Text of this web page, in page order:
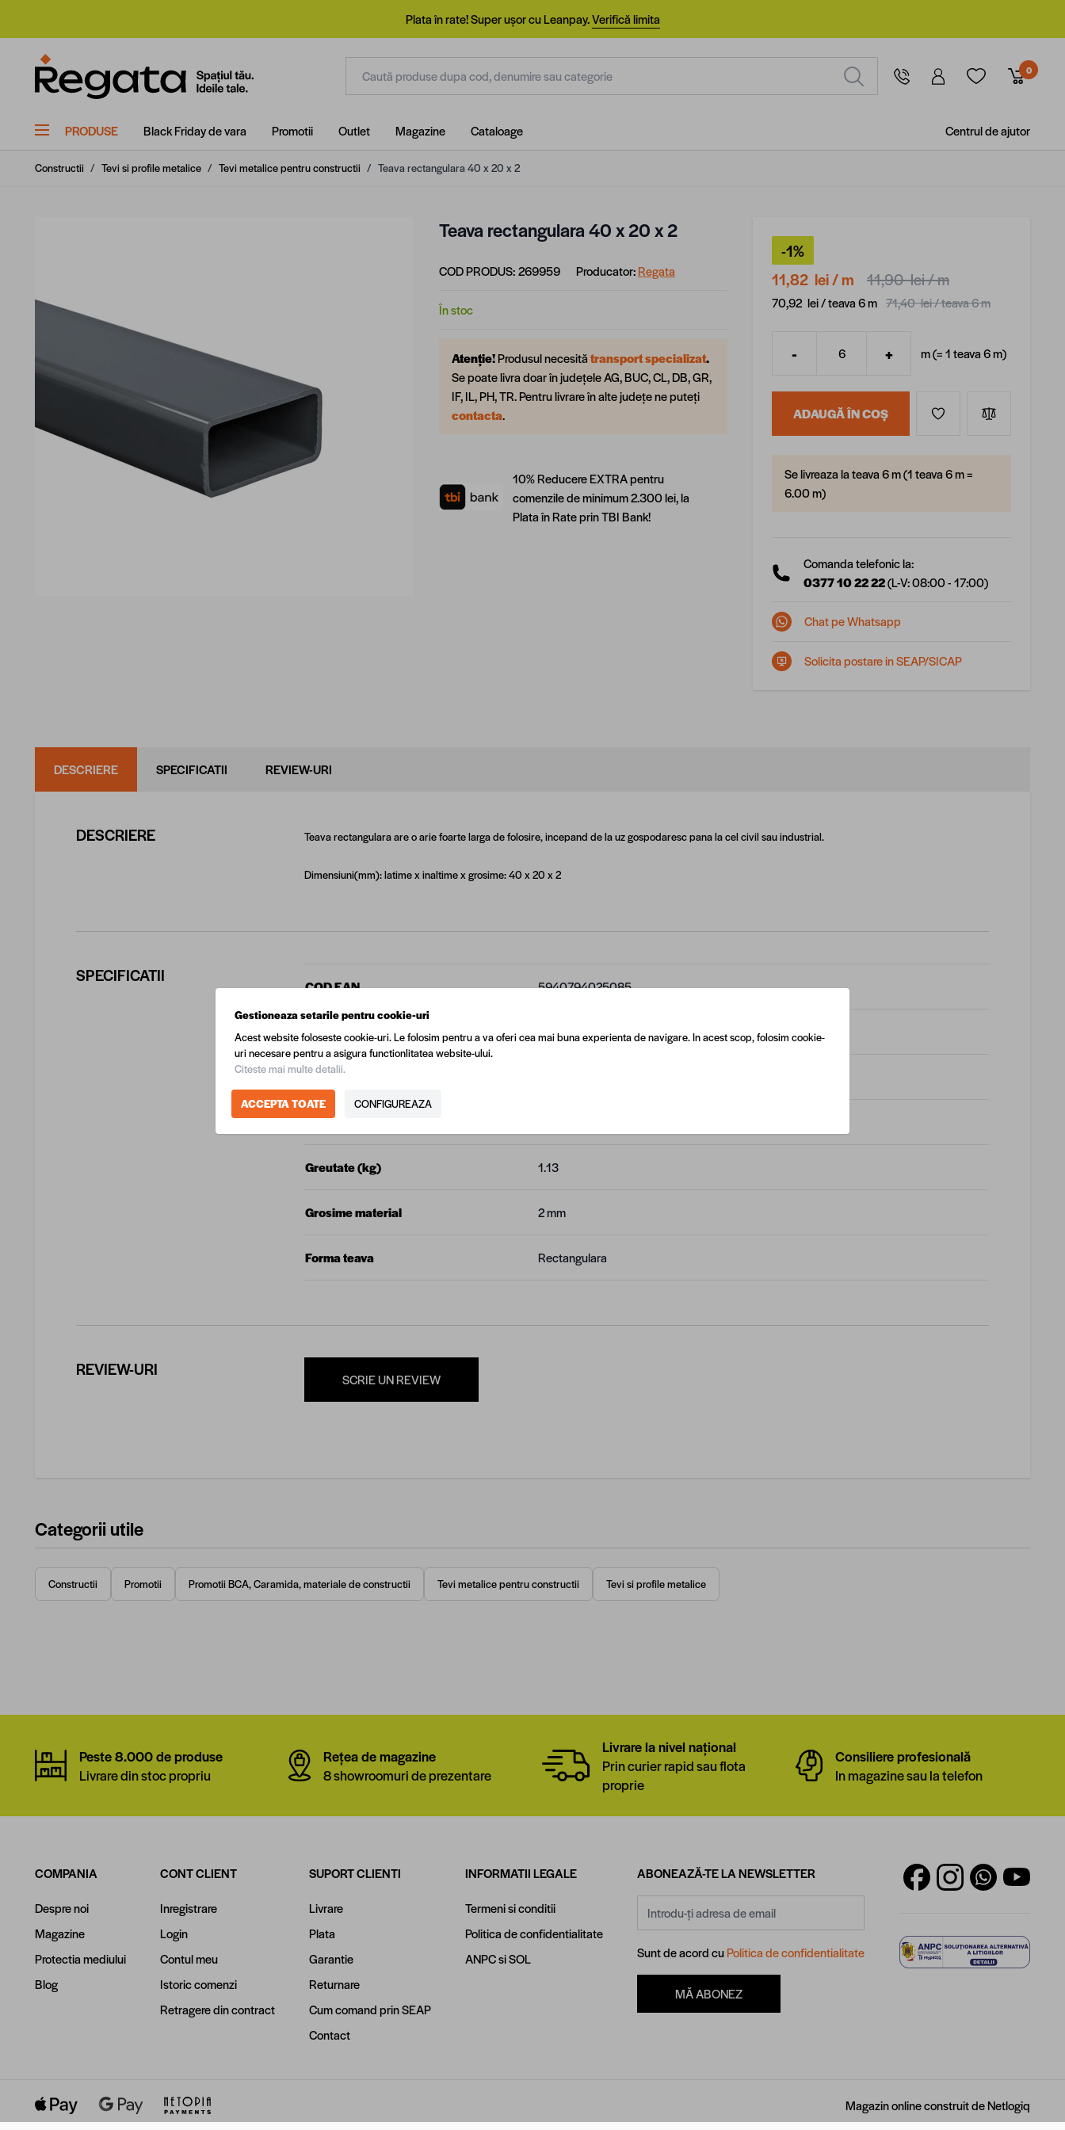
Plata în rate! Super ușor cu Leanpay.Verifică limita
0
PRODUSE Black Friday de vara Promotii Outlet Magazine Cataloage Centrul de ajutor
Constructii / Tevi si profile metalice / Tevi metalice pentru constructii / Teava rectangulara 40 x 20 x 2
Teava rectangulara 40 x 20 x 2
COD PRODUS:269959 Producator:Regata
În stoc
Atenție!Produsul necesitătransport specializat.
Se poate livra doar în județele AG, BUC, CL, DB, GR,
IF, IL, PH, TR. Pentru livrare în alte județe ne puteți
contacta.
10% Reducere EXTRA pentru
comenzile de minimum 2.300 lei, la
Plata în Rate prin TBI Bank!
-1%
11,82 lei/ m 11,90 lei/ m
70,92 lei /teava 6 m 71,40 lei /teava 6 m
Cantitate
- + m (=1teava 6 m)
ADAUGĂ ÎN COȘ
Se livreaza la teava 6 m (1 teava 6 m =
6.00 m)
Comanda telefonic la:
0377 10 22 22(L-V: 08:00 - 17:00)
Chat pe Whatsapp
Solicita postare in SEAP/SICAP
DESCRIERE SPECIFICATII REVIEW-URI
DESCRIERE Teava rectangulara are o arie foarte larga de folosire, incepand de la uz gospodaresc pana la cel civil sau industrial.
Dimensiuni(mm): latime x inaltime x grosime: 40 x 20 x 2
SPECIFICATII
COD EAN 5940794025085
Transport Specializat Da
Producator
Dimensiune
Greutate (kg) 1.13
Grosime material 2 mm
Forma teava Rectangulara
REVIEW-URI SCRIE UN REVIEW
Categorii utile
Constructii Promotii Promotii BCA, Caramida, materiale de constructii Tevi metalice pentru constructii Tevi si profile metalice
Peste 8.000 de produse
Livrare din stoc propriu
Rețea de magazine
8 showroomuri de prezentare
Livrare la nivel național
Prin curier rapid sau flota
proprie
Consiliere profesională
In magazine sau la telefon
COMPANIA
Despre noi
Magazine
Protectia mediului
Blog
CONT CLIENT
Inregistrare
Login
Contul meu
Istoric comenzi
Retragere din contract
SUPORT CLIENTI
Livrare
Plata
Garantie
Returnare
Cum comand prin SEAP
Contact
INFORMATII LEGALE
Termeni si conditii
Politica de confidentialitate
ANPCsiSOL
ABONEAZĂ-TE LA NEWSLETTER
Sunt de acord cuPolitica de confidentialitate
MĂ ABONEZ
Magazin online construit deNetlogiq
Gestioneaza setarile pentru cookie-uri
Acest website foloseste cookie-uri. Le folosim pentru a va oferi cea mai buna experienta de navigare. In acest scop, folosim cookie-
uri necesare pentru a asigura functionlitatea website-ului.
Citeste mai multe detalii.
ACCEPTA TOATE CONFIGUREAZA